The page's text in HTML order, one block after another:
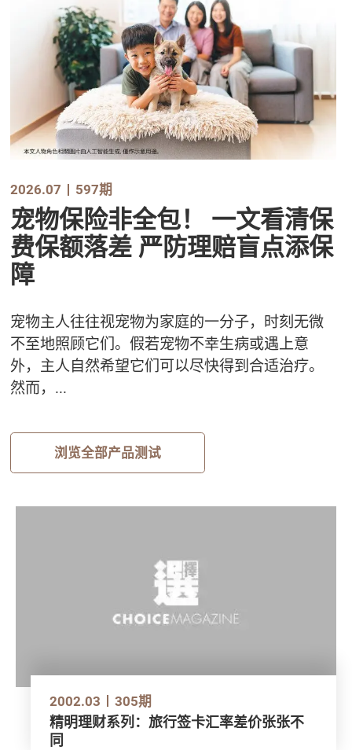
2026.07 597期
宠物保险非全包！ 一文看清保
费保额落差 严防理赔盲点添保
障
宠物主人往往视宠物为家庭的一分子，时刻无微
不至地照顾它们。假若宠物不幸生病或遇上意
外，主人自然希望它们可以尽快得到合适治疗。
然而，...
浏览全部产品测试
2002.03 305期
精明理财系列：旅行签卡汇率差价张张不
同